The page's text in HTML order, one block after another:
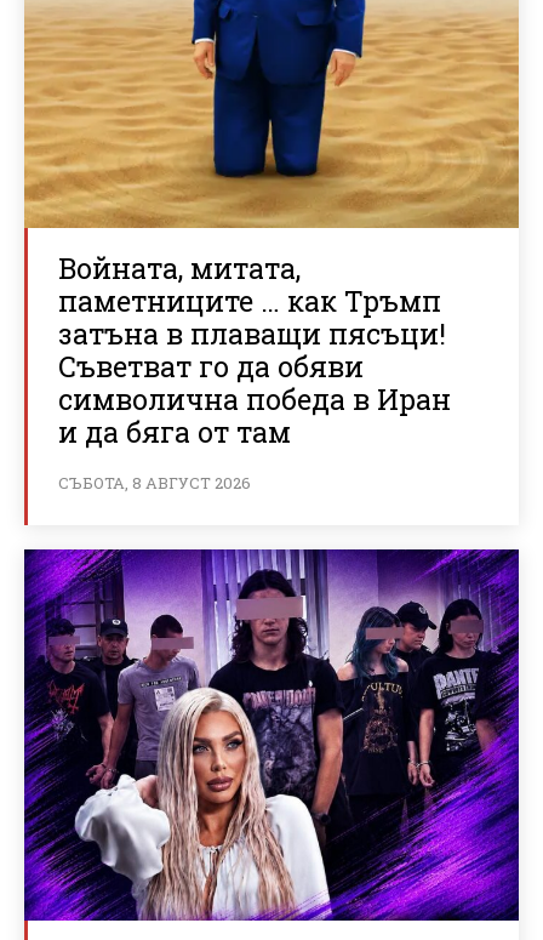
Войната, митата,
паметниците … как Тръмп
затъна в плаващи пясъци!
Съветват го да обяви
символична победа в Иран
и да бяга от там
СЪБОТА, 8 АВГУСТ 2026